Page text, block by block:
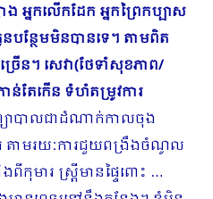
អ្នកលើកដែក អ្នកព្រៃកប្បាស
ន្ថែមមិនបានទេ។ តាមពិត
ើន។ សេវា(ថែទាំសុខភាព/
ន់តែកើន ទំហំតម្រូវការ
ាបាលជាដំណាក់កាលចុង​
តាមរយៈការជួយពង្រឹងចំណូល
កុមារ ស្ដ្រីមានផ្ទៃពោះ …